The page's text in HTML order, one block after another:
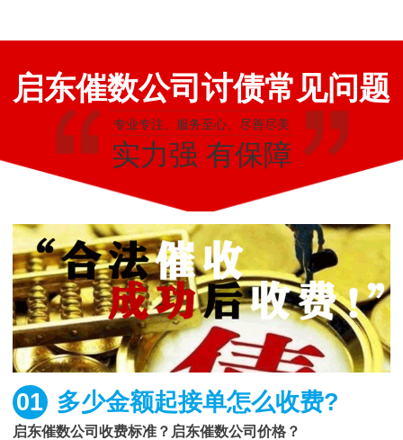
启东催数公司讨债常见问题
专业专注、服务至心、尽善尽美
实力强 有保障
01 多少金额起接单怎么收费?
启东催数公司收费标准？启东催数公司价格？